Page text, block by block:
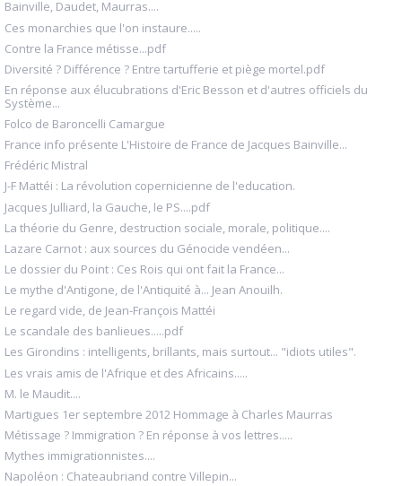
Bainville, Daudet, Maurras....
Ces monarchies que l'on instaure.....
Contre la France métisse...pdf
Diversité ? Différence ? Entre tartufferie et piège mortel.pdf
En réponse aux élucubrations d'Eric Besson et d'autres officiels du
Système...
Folco de Baroncelli Camargue
France info présente L'Histoire de France de Jacques Bainville...
Frédéric Mistral
J-F Mattéi : La révolution copernicienne de l'education.
Jacques Julliard, la Gauche, le PS....pdf
La théorie du Genre, destruction sociale, morale, politique....
Lazare Carnot : aux sources du Génocide vendéen...
Le dossier du Point : Ces Rois qui ont fait la France...
Le mythe d'Antigone, de l'Antiquité à... Jean Anouilh.
Le regard vide, de Jean-François Mattéi
Le scandale des banlieues.....pdf
Les Girondins : intelligents, brillants, mais surtout... "idiots utiles".
Les vrais amis de l'Afrique et des Africains.....
M. le Maudit....
Martigues 1er septembre 2012 Hommage à Charles Maurras
Métissage ? Immigration ? En réponse à vos lettres.....
Mythes immigrationnistes....
Napoléon : Chateaubriand contre Villepin...